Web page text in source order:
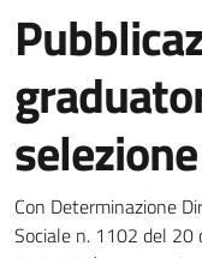
Dettagli
Con Determinazione
Sociale n. 1102 del